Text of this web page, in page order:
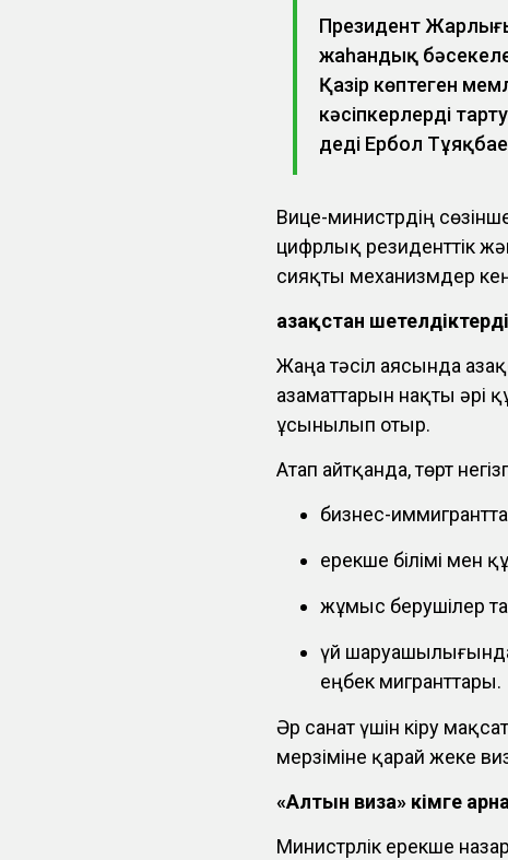
Президент
жаһандық
Қазір көптеген
кәсіпкерлерді
деді Ербол
Вице-министрдің
цифрлық резиденттік
сияқты механизмдер
Қазақстан
Жаңа тәсіл аясында
азаматтарын нақты әрі
ұсынылып отыр.
Атап айтқанда, төрт
бизнес-
ерекше білімі мен
жұмыс берушілер
үй шаруашылығында
еңбек мигранттары.
Әр санат үшін кіру
мерзіміне қарай жеке
«Алтын виза» кімге
Министрлік ерекше